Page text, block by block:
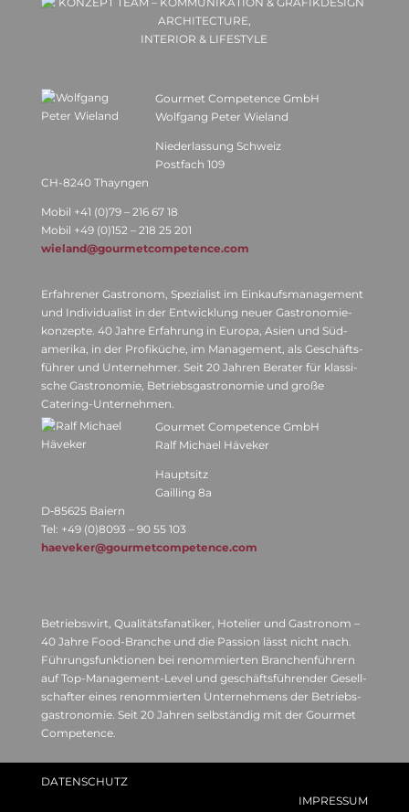
ARCHI­TEC­TURE,
INTE­RIOR & LIFESTYLE
Gour­met Com­pe­tence GmbH
Wolf­gang Peter Wieland
Nie­der­las­sung Schweiz
Post­fach 109
CH-8240 Thayngen
Mobil +41 (0)79 – 216 67 18
Mobil +49 (0)152 – 218 25 201
wieland@gourmetcompetence.com
Erfah­re­ner Gas­tro­nom, Spe­zia­list im Ein­kaufs­ma­nage­ment
und Indi­vi­dua­list in der Ent­wick­lung neuer Gas­tro­no­mie­
kon­zepte. 40 Jahre Erfah­rung in Europa, Asien und Süd­
ame­rika, in der Pro­fikü­che, im Manage­ment, als Geschäfts­
füh­rer und Unter­neh­mer. Seit 20 Jah­ren Bera­ter für klas­si­
sche Gas­tro­no­mie, Betriebs­gas­tro­no­mie und große
Catering-Unternehmen.
Gour­met Com­pe­tence GmbH
Ralf Michael Häveker
Haupt­sitz
Gail­ling 8a
D‑85625 Baiern
Tel: +49 (0)8093 – 90 55 103
haeveker@gourmetcompetence.com
Betriebs­wirt, Qua­li­täts­fa­na­ti­ker, Hote­lier und Gas­tro­nom –
40 Jahre Food-Bran­che und die Pas­sion lässt nicht nach.
Füh­rungs­funk­tio­nen bei renom­mier­ten Bran­chen­füh­rern
auf Top-Manage­ment-Level und geschäfts­füh­ren­der Gesell­
schaf­ter eines renom­mier­ten Unter­neh­mens der Betriebs­
gas­tro­no­mie. Seit 20 Jah­ren selb­stän­dig mit der Gour­met
Competence.
DATEN­SCHUTZ
IMPRES­SUM